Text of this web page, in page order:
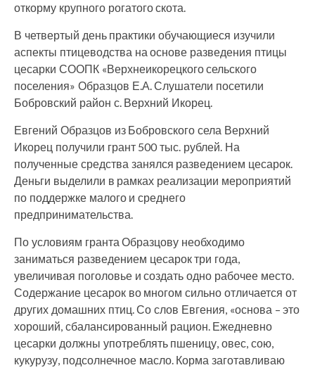
откорму крупного рогатого скота.
В четвертый день практики обучающиеся изучили
аспекты птицеводства на основе разведения птицы
цесарки СООПК «Верхнеикорецкого сельского
поселения» Образцов Е.А. Слушатели посетили
Бобровский район с. Верхний Икорец.
Евгений Образцов из Бобровского села Верхний
Икорец получили грант 500 тыс. рублей. На
полученные средства занялся разведением цесарок.
Деньги выделили в рамках реализации мероприятий
по поддержке малого и среднего
предпринимательства.
По условиям гранта Образцову необходимо
заниматься разведением цесарок три года,
увеличивая поголовье и создать одно рабочее место.
Содержание цесарок во многом сильно отличается от
других домашних птиц. Со слов Евгения, «основа – это
хороший, сбалансированный рацион. Ежедневно
цесарки должны употреблять пшеницу, овес, сою,
кукурузу, подсолнечное масло. Корма заготавливаю